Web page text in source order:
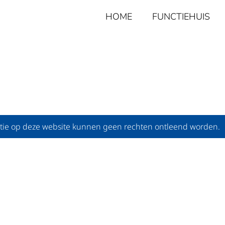
HOME FUNCTIEHUIS
op deze website kunnen geen rechten ontleend worden.